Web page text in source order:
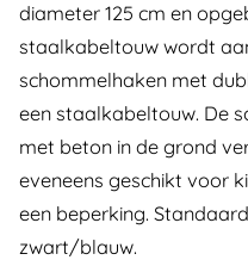
diameter 125 cm en
staalkabeltouw wordt
schommelhaken met
een staalkabeltouw. De
met beton in de grond
eveneens geschikt voor
een beperking.
zwart/blauw.